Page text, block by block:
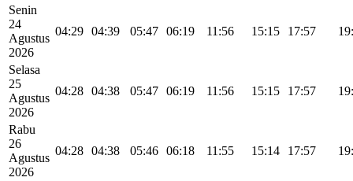
Senin
24
Agustus
2026
04:29 04:39 05:47 06:19 11:56 15:15 17:57
Selasa
25
Agustus
2026
04:28 04:38 05:47 06:19 11:56 15:15 17:57
Rabu
26
Agustus
2026
04:28 04:38 05:46 06:18 11:55 15:14 17:57